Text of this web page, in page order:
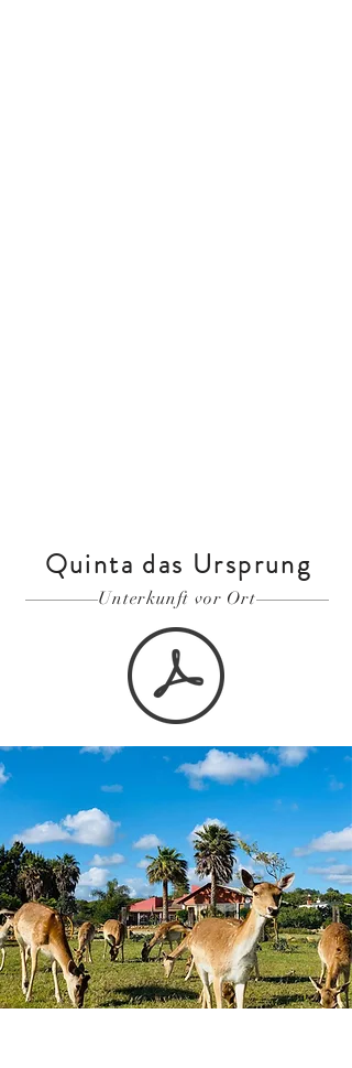
Quinta das Ursprung
Unterkunft vor Ort